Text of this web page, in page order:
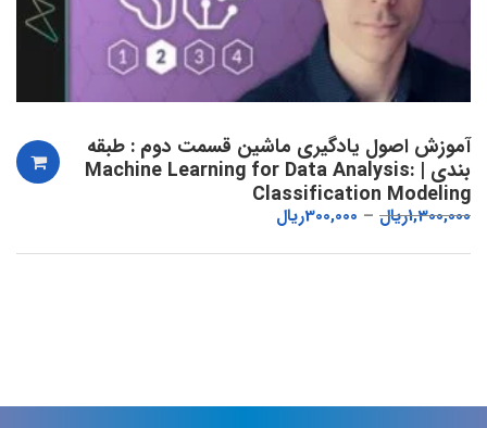
آموزش اصول یادگیری ماشین قسمت دوم : طبقه
بندی | Machine Learning for Data Analysis:
Classification Modeling
1,300,000ریال 300,000ریال